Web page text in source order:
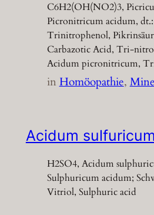
C6H2(OH(NO2)3,
Picronitricum acidum,
Trinitrophenol,
Carbazotic Acid, Tri-
Acidum picronitricum,
inHomöopathie,
Acidum
H2SO4, Acidum
Sulphuricum acidum;
Vitriol, Sulphuric acid